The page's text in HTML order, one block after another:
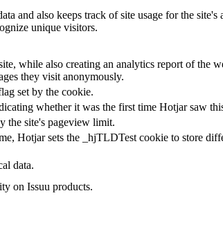
and also keeps track of site usage for the site's
unique visitors.
while also creating an analytics report of the
they visit anonymously.
set by the cookie.
whether it was the first time Hotjar saw
the site's pageview limit.
Hotjar sets the _hjTLDTest cookie to store
data.
on Issuu products.